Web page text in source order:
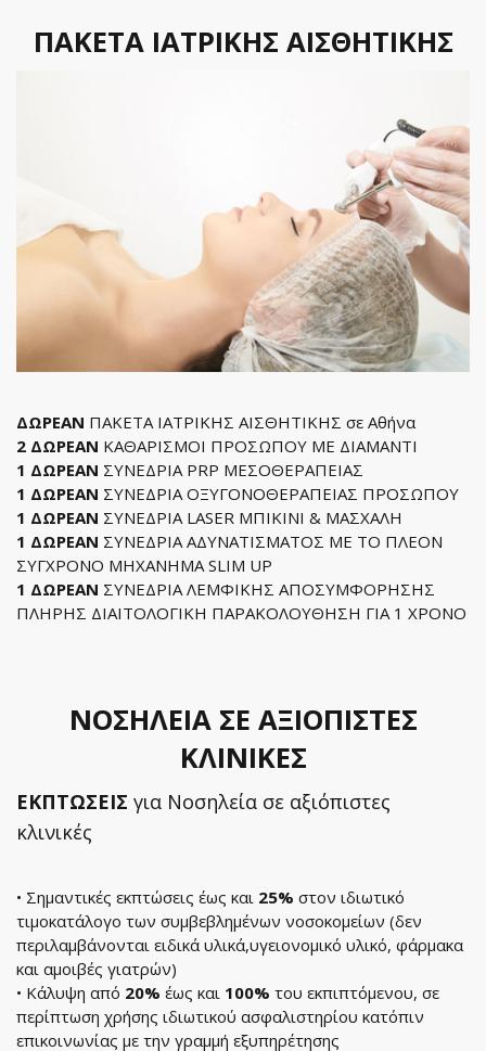
ΠΑΚΕΤΑ ΙΑΤΡΙΚΗΣ ΑΙΣΘΗΤΙΚΗΣ
ΔΩΡΕΑΝ ΠΑΚΕΤΑ ΙΑΤΡΙΚΗΣ ΑΙΣΘΗΤΙΚΗΣ σε Αθήνα
2 ΔΩΡΕΑΝ ΚΑΘΑΡΙΣΜΟΙ ΠΡΟΣΩΠΟΥ ΜΕ ΔΙΑΜΑΝΤΙ
1 ΔΩΡΕΑΝ ΣΥΝΕΔΡΙΑ PRP ΜΕΣΟΘΕΡΑΠΕΙΑΣ
1 ΔΩΡΕΑΝ ΣΥΝΕΔΡΙΑ ΟΞΥΓΟΝΟΘΕΡΑΠΕΙΑΣ ΠΡΟΣΩΠΟΥ
1 ΔΩΡΕΑΝ ΣΥΝΕΔΡΙΑ LASER ΜΠΙΚΙΝΙ & ΜΑΣΧΑΛΗ
1 ΔΩΡΕΑΝ ΣΥΝΕΔΡΙΑ ΑΔΥΝΑΤΙΣΜΑΤΟΣ ΜΕ ΤΟ ΠΛΕΟΝ
ΣΥΓΧΡΟΝΟ ΜΗΧΑΝΗΜΑ SLIM UP
1 ΔΩΡΕΑΝ ΣΥΝΕΔΡΙΑ ΛΕΜΦΙΚΗΣ ΑΠΟΣΥΜΦΟΡΗΣΗΣ
ΠΛΗΡΗΣ ΔΙΑΙΤΟΛΟΓΙΚΗ ΠΑΡΑΚΟΛΟΥΘΗΣΗ ΓΙΑ 1 ΧΡΟΝΟ
ΝΟΣΗΛΕΙΑ ΣΕ ΑΞΙΟΠΙΣΤΕΣ
ΚΛΙΝΙΚΕΣ
ΕΚΠΤΩΣΕΙΣ για Νοσηλεία σε αξιόπιστες
κλινικές
• Σημαντικές εκπτώσεις έως και 25% στον ιδιωτικό
τιμοκατάλογο των συμβεβλημένων νοσοκομείων (δεν
περιλαμβάνονται ειδικά υλικά,υγειονομικό υλικό, φάρμακα
και αμοιβές γιατρών)
• Κάλυψη από 20% έως και 100% του εκπιπτόμενου, σε
περίπτωση χρήσης ιδιωτικού ασφαλιστηρίου κατόπιν
επικοινωνίας με την γραμμή εξυπηρέτησης